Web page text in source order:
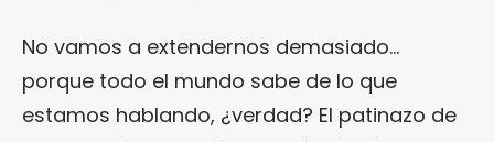
No vamos a extendernos demasiado…
porque todo el mundo sabe de lo que
estamos hablando, ¿verdad? El patinazo de